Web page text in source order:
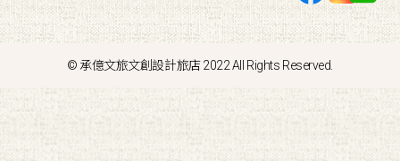
© 承億文旅文創設計旅店 2022 All Rights Reserved.